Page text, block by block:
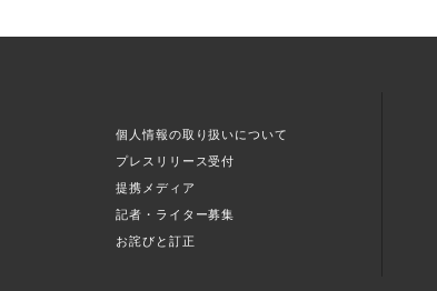
個人情報の取り扱いについて
プレスリリース受付
提携メディア
記者・ライター募集
お詫びと訂正